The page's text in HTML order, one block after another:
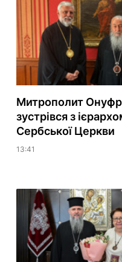
Митрополит
зустрівся з
Сербської Церкви
13:41